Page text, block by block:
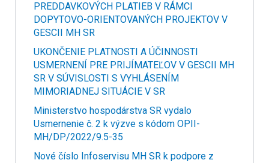
PREDDAVKOVÝCH PLATIEB V RÁMCI
DOPYTOVO-ORIENTOVANÝCH PROJEKTOV V
GESCII MH SR
UKONČENIE PLATNOSTI A ÚČINNOSTI
USMERNENÍ PRE PRIJÍMATEĽOV V GESCII MH
SR V SÚVISLOSTI S VYHLÁSENÍM
MIMORIADNEJ SITUÁCIE V SR
Ministerstvo hospodárstva SR vydalo
Usmernenie č. 2 k výzve s kódom OPII-
MH/DP/2022/9.5-35
Nové číslo Infoservisu MH SR k podpore z